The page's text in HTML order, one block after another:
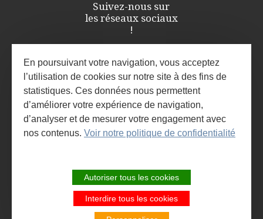
Suivez-nous sur
les réseaux sociaux
!
INSCRIVEZ-VOUS À LA NEWSLETTER
ET À L'AGENDA DES ANIMATIONS
SITE DE LA COMMUNAUTÉ DE
COMMUNES LARZAC ET VALLÉES
En poursuivant votre navigation, vous acceptez
l’utilisation de cookies sur notre site à des fins de
statistiques. Ces données nous permettent
d’améliorer votre expérience de navigation,
d’analyser et de mesurer votre engagement avec
nos contenus. Voir notre politique de confidentialité
Autoriser tous les cookies
Interdire tous les cookies